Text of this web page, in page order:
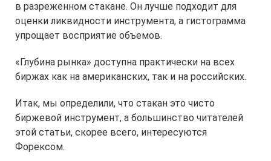
в разреженном стакане. Он лучше подходит для
оценки ликвидности инструмента, а гистограмма
упрощает восприятие объемов.
«Глубина рынка» доступна практически на всех
биржах как на американских, так и на российских.
Итак, мы определили, что стакан это чисто
биржевой инструмент, а большинство читателей
этой статьи, скорее всего, интересуются
Форексом.